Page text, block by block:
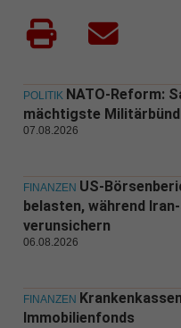
POLITIK NATO-Reform:
mächtigste
07.08.2026
FINANZEN US-
belasten, während
verunsichern
06.08.2026
FINANZEN
Immobilienfonds